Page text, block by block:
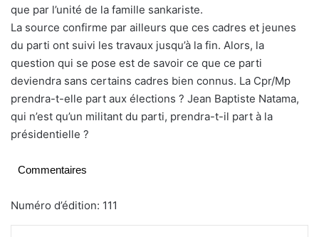
que par l’unité de la famille sankariste.
La source confirme par ailleurs que ces cadres et jeunes
du parti ont suivi les travaux jusqu’à la fin. Alors, la
question qui se pose est de savoir ce que ce parti
deviendra sans certains cadres bien connus. La Cpr/Mp
prendra-t-elle part aux élections ? Jean Baptiste Natama,
qui n’est qu’un militant du parti, prendra-t-il part à la
présidentielle ?
Commentaires
Numéro d’édition: 111